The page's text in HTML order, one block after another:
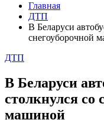
Главная
ДТП
В Беларуси
снегоуборочной
ДТП
В Беларуси
столкнулся со
машиной